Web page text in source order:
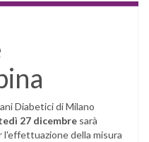
Diabetici di Milano
27 dicembre sarà
della misura